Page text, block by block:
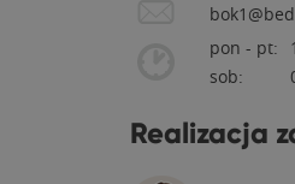
pon - pt:
sob:
Realizacja